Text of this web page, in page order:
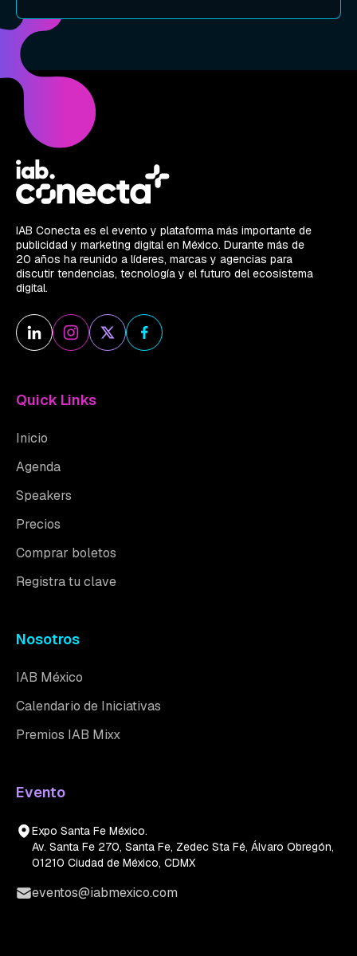
IAB Conecta es el evento y plataforma más importante de
publicidad y marketing digital en México. Durante más de
20 años ha reunido a líderes, marcas y agencias para
discutir tendencias, tecnología y el futuro del ecosistema
digital.
Quick Links
Inicio
Agenda
Speakers
Precios
Comprar boletos
Registra tu clave
Nosotros
IAB México
Calendario de Iniciativas
Premios IAB Mixx
Evento
Expo Santa Fe México.
Av. Santa Fe 270, Santa Fe, Zedec Sta Fé, Álvaro Obregón,
01210 Ciudad de México, CDMX
eventos@iabmexico.com